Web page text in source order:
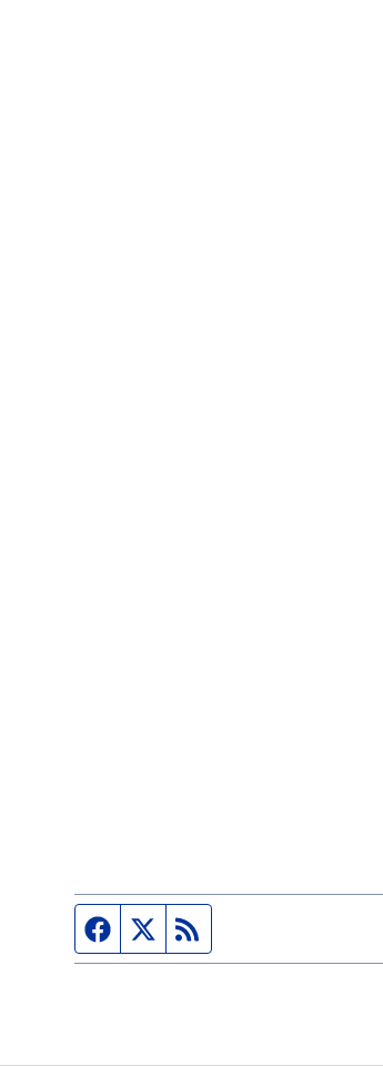
Página de Facebook
Fuente Twitter